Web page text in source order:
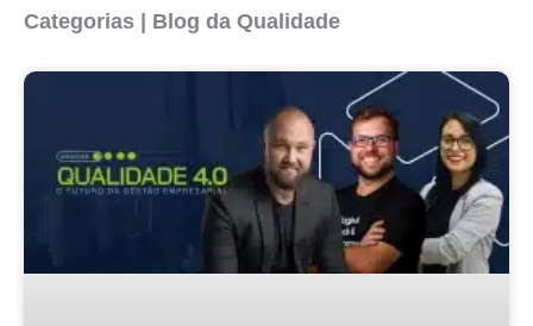
Categorias | Blog da Qualidade